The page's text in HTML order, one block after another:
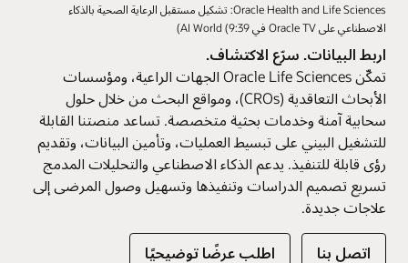
Oracle Health and Life Sciences: تشكيل مستقبل الرعاية الصحية بالذكاء
الاصطناعي على Oracle TV في AI World (9:39)
اربط البيانات. سرّع الاكتشاف.
تمكّن Oracle Life Sciences الجهات الراعية، ومؤسسات
الأبحاث التعاقدية (CROs)، ومواقع البحث من خلال حلول
سحابية آمنة وخدمات بحثية متخصصة. تساعد منصتنا القابلة
للتشغيل البيني على تبسيط العمليات، وتأمين البيانات، وتقديم
رؤى قابلة للتنفيذ. يدعم الذكاء الاصطناعي والتحليلات المدمج
تسريع تصميم الدراسات وتنفيذها وتسهيل وصول المرضى إلى
علاجات جديدة.
اتصل بنا اطلب عرضًا توضيحيًا